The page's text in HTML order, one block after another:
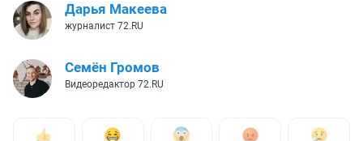
Дарья Макеева
журналист 72.RU
Семён Громов
Видеоредактор 72.RU